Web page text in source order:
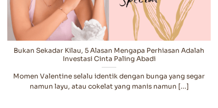
Bukan Sekadar Kilau, 5 Alasan Mengapa Perhiasan Adalah
Investasi Cinta Paling Abadi
Momen Valentine selalu identik dengan bunga yang segar
namun layu, atau cokelat yang manis namun [...]